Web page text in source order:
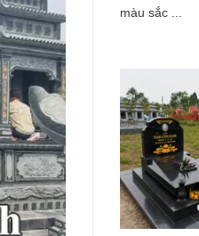
màu sắc ...